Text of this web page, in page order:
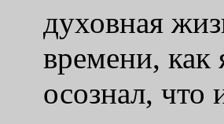
духовная
времени, как
осознал,